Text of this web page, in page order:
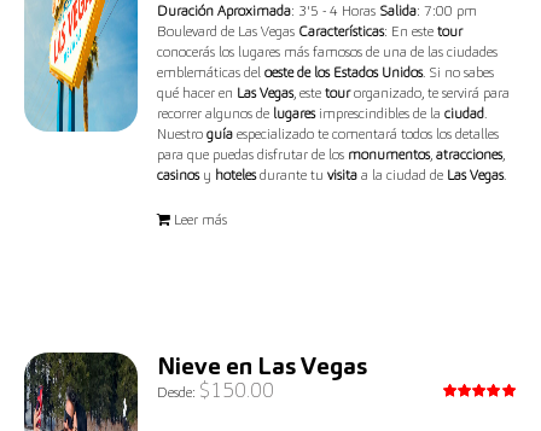
de 5
Duración Aproximada: 3'5 - 4 Horas Salida: 7:00 pm
Boulevard de Las Vegas Características: En estetour
conocerás los lugares más famosos de una de las ciudades
emblemáticas deloeste de los Estados Unidos. Si no sabes
qué hacer en Las Vegas, estetourorganizado, te servirá para
recorrer algunos de lugaresimprescindibles de laciudad.
Nuestroguía especializado te comentará todos los detalles
para que puedas disfrutar de los monumentos,atracciones,
casinosy hotelesdurante tuvisita a la ciudad de Las Vegas.
Leer más
Nieve en Las Vegas
Desde: $150.00